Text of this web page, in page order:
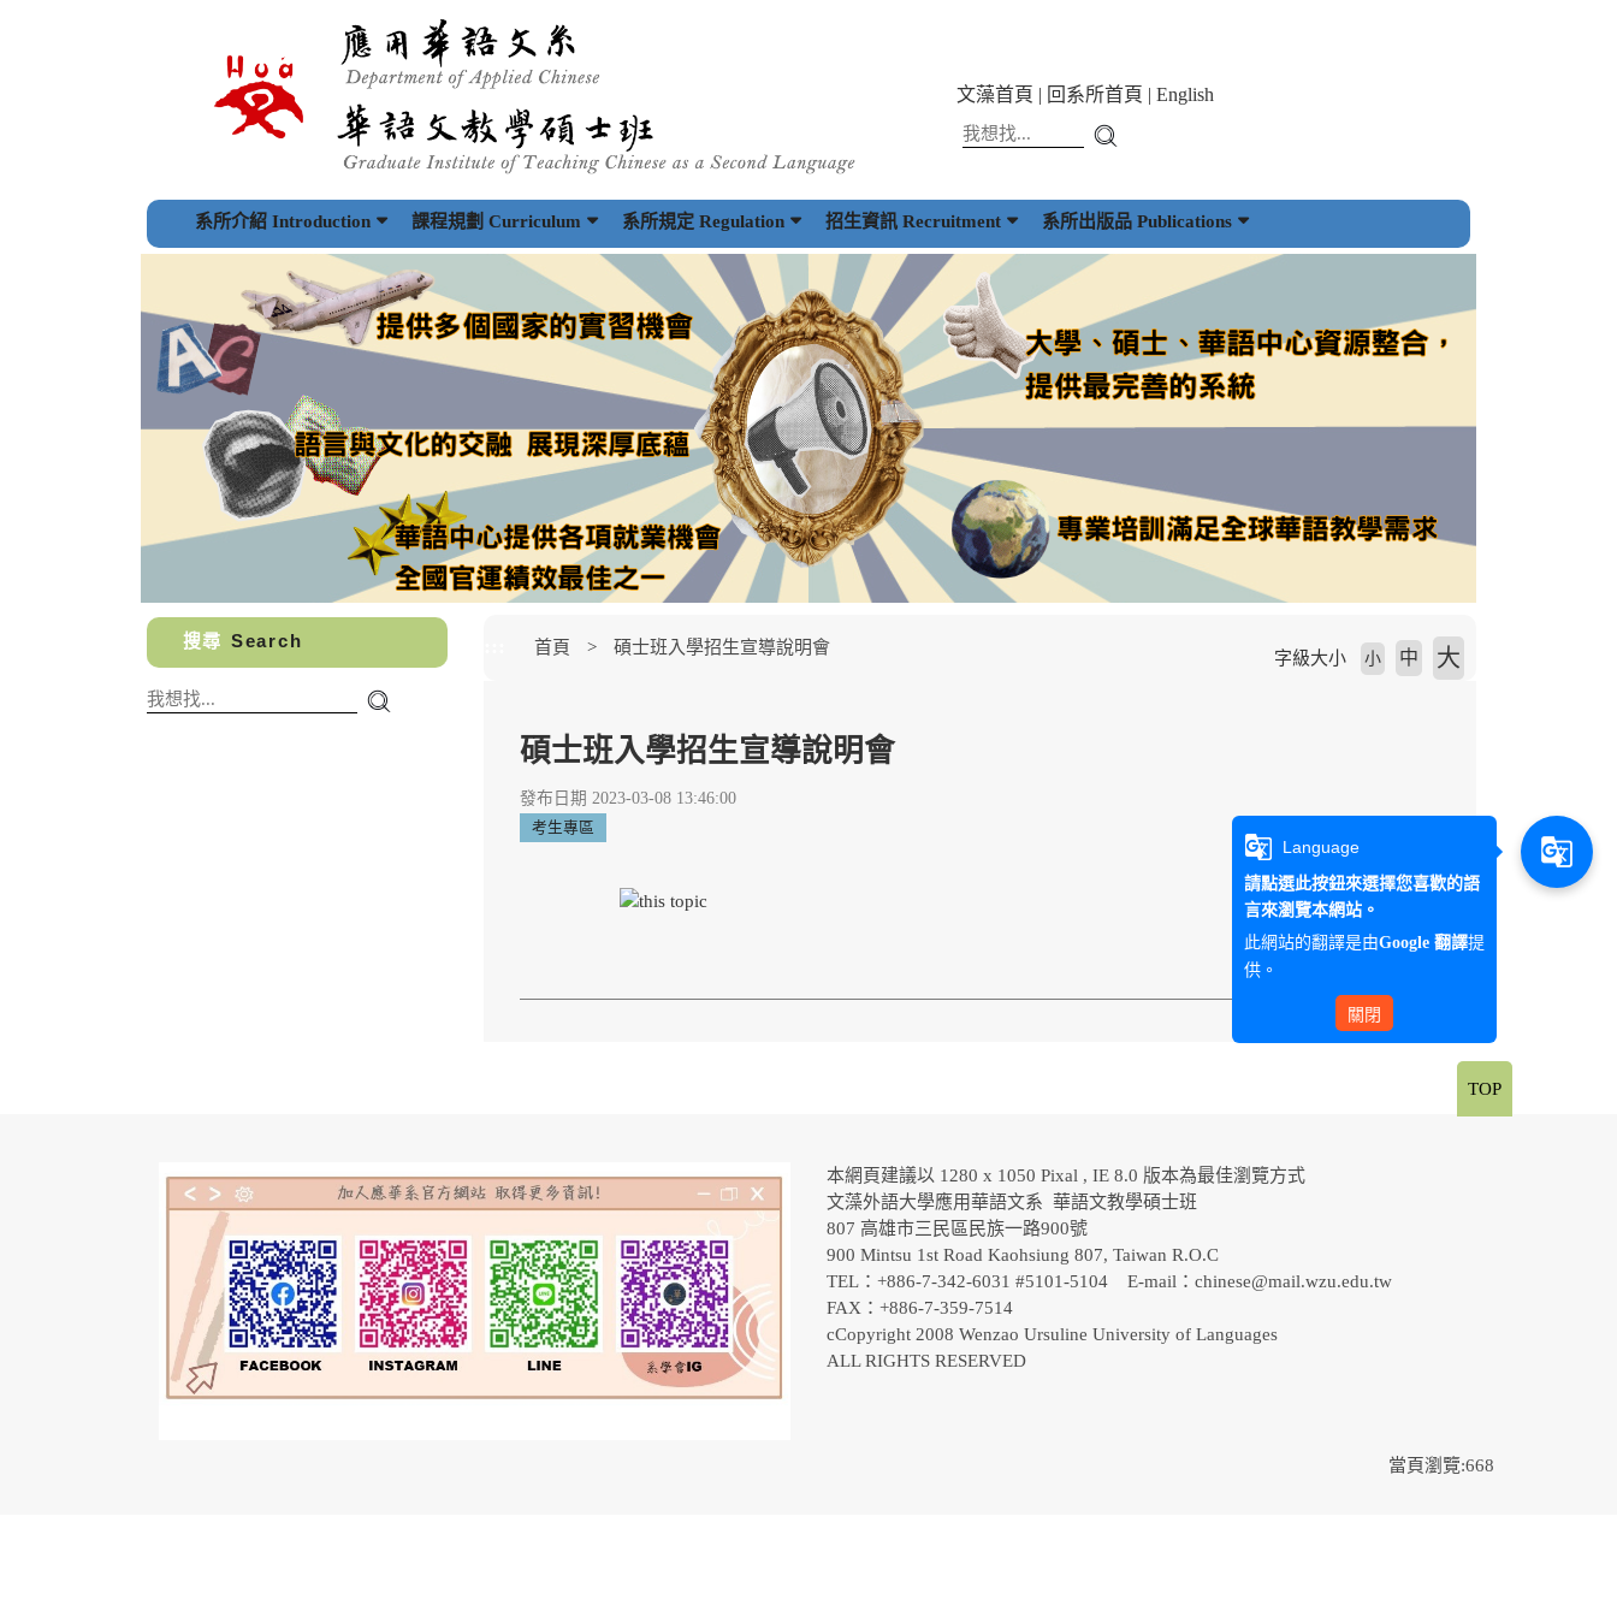
文藻首頁 回系所首頁 English
系所介紹 Introduction 課程規劃 Curriculum 系所規定 Regulation 招生資訊 Recruitment 系所出版品 Publications
搜尋 Search 首頁 碩士班入學招生宣導說明會
字級大小 小 中 大
碩士班入學招生宣導說明會
發布日期 2023-03-08 13:46:00
考生專區
本網頁建議以 1280 x 1050 Pixal , IE 8.0 版本為最佳瀏覽方式
文藻外語大學應用華語文系 華語文教學碩士班
807 高雄市三民區民族一路900號
900 Mintsu 1st Road Kaohsiung 807, Taiwan R.O.C
TEL：+886-7-342-6031 #5101-5104 E-mail： chinese@mail.wzu.edu.tw
FAX：+886-7-359-7514
cCopyright 2008 Wenzao Ursuline University of Languages
ALL RIGHTS RESERVED
當頁瀏覽:668
TOP
g_translate Language
請點選此按鈕來選擇您喜歡的語
言來瀏覽本網站。
此網站的翻譯是由Google 翻譯提
供。
關閉
g_translate